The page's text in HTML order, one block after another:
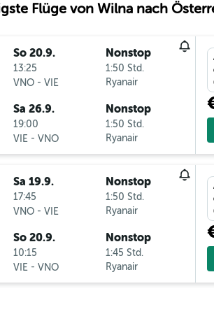
Flüge von Wilna nach
So 20.9.
13:25
VNO- VIE
Nonstop
1:50 Std.
Ryanair
Sa 26.9.
19:00
VIE - VNO
Nonstop
1:50 Std.
Ryanair
Sa 19.9.
17:45
VNO- VIE
Nonstop
1:50 Std.
Ryanair
So 20.9.
10:15
VIE - VNO
Nonstop
1:45 Std.
Ryanair